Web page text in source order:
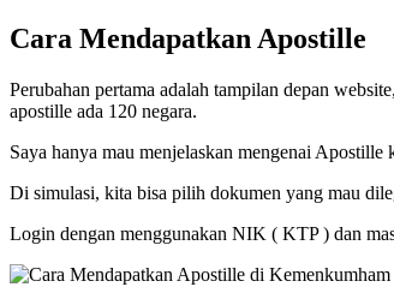
Cara Mendapatkan Apostille
Perubahan pertama adalah tampilan depan
apostille ada 120 negara.
Saya hanya mau menjelaskan mengenai
Di simulasi, kita bisa pilih dokumen yang mau
Login dengan menggunakan NIK ( KTP ) dan